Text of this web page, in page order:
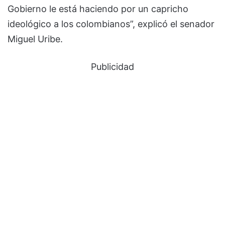
Gobierno le está haciendo por un capricho
ideológico a los colombianos”, explicó el senador
Miguel Uribe.
Publicidad